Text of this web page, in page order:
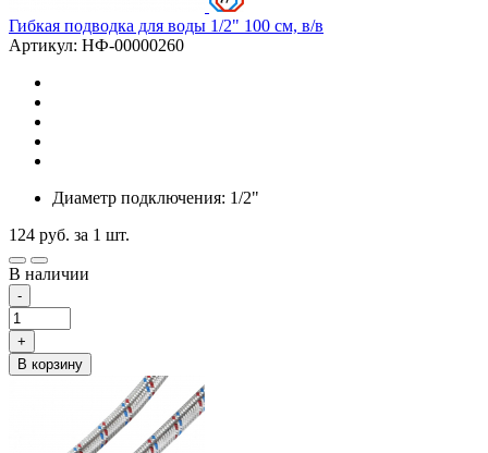
Гибкая подводка для воды 1/2" 100 см, в/в
Артикул: НФ-00000260
Диаметр подключения: 1/2"
124 руб. за 1 шт.
В наличии
-
+
В корзину